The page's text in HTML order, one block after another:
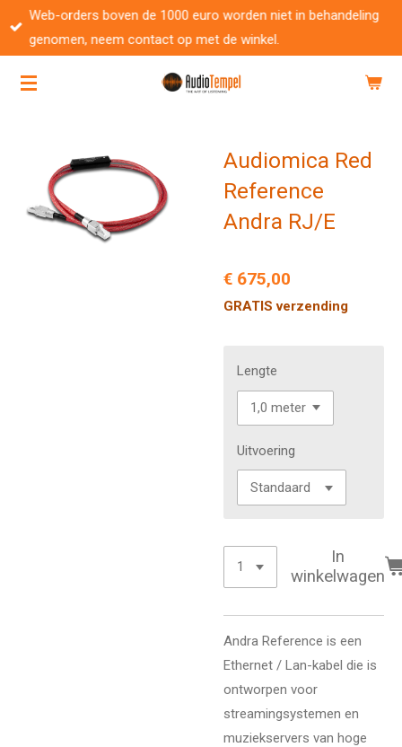
Ga
direct
de
Web-orders boven de 1000 euro worden niet in behandeling
genomen, neem contact op met de winkel.
Audiomica Red
Reference
Andra RJ/E
€ 675,00
GRATIS verzending
Lengte
Uitvoering
In
winkelwagen
Andra Reference is een
Ethernet / Lan-kabel die is
ontworpen voor
streamingsystemen en
muziekservers van hoge